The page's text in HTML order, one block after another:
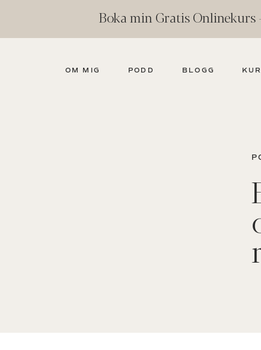
Boka min Gratis Onlinekurs
PODD BLOGG
OM MIG